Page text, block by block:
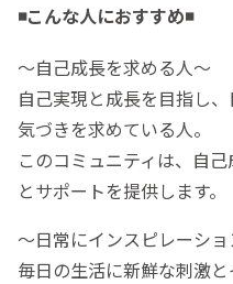
◾️こんな人におすすめ◾️
〜自己成長を求める人〜
自己実現と成長を目指し
気づきを求めている人。
このコミュニティは、自
とサポートを提供します。
〜日常にインスピレーシ
毎日の生活に新鮮な刺激